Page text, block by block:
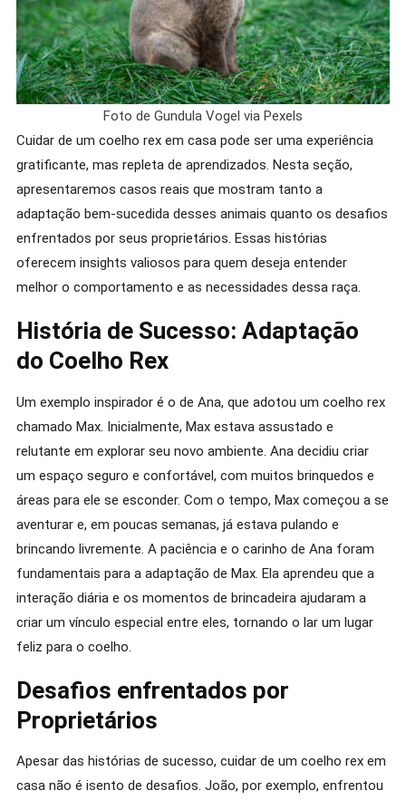
Foto de Gundula Vogel via Pexels
Cuidar de um coelho rex em casa pode ser uma experiência
gratificante, mas repleta de aprendizados. Nesta seção,
apresentaremos casos reais que mostram tanto a
adaptação bem-sucedida desses animais quanto os desafios
enfrentados por seus proprietários. Essas histórias
oferecem insights valiosos para quem deseja entender
melhor o comportamento e as necessidades dessa raça.
História de Sucesso: Adaptação
do Coelho Rex
Um exemplo inspirador é o de Ana, que adotou um coelho rex
chamado Max. Inicialmente, Max estava assustado e
relutante em explorar seu novo ambiente. Ana decidiu criar
um espaço seguro e confortável, com muitos brinquedos e
áreas para ele se esconder. Com o tempo, Max começou a se
aventurar e, em poucas semanas, já estava pulando e
brincando livremente. A paciência e o carinho de Ana foram
fundamentais para a adaptação de Max. Ela aprendeu que a
interação diária e os momentos de brincadeira ajudaram a
criar um vínculo especial entre eles, tornando o lar um lugar
feliz para o coelho.
Desafios enfrentados por
Proprietários
Apesar das histórias de sucesso, cuidar de um coelho rex em
casa não é isento de desafios. João, por exemplo, enfrentou